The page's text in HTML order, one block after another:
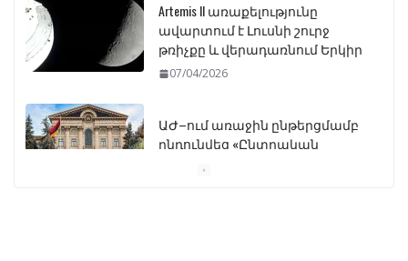
Artemis II առաքելությունը
ավարտում է Լուսնի շուրջ
թռիչքը և վերադառնում Երկիր
07/04/2026
ԱԺ–ում առաջին ընթերցմամբ
ընդունվեց «Ընտրական